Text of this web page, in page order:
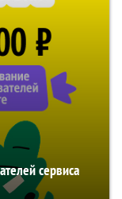
сервиса